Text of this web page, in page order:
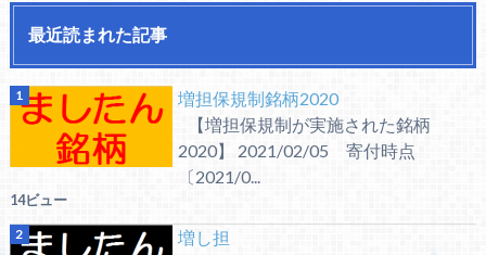
最近読まれた記事
増担保規制銘柄2020
【増担保規制が実施された銘柄
2020】 2021/02/05 寄付時点
〔2021/0...
14ビュー
増し担